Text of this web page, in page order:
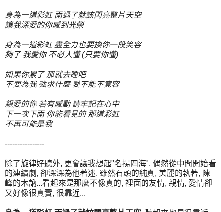
身為一道彩虹 雨過了就該閃亮整片天空
讓我深愛的你感到光榮
身為一道彩虹 盡全力也要換你一段笑容
夠了 我愛你 不必人懂 (只要你懂)
如果你累了 那就去睡吧
不要為我 強求什麼 愛不能不寬容
親愛的你 若有感動 請牢記在心中
下一次下雨 你能看見的 那道彩虹
不再可能是我
----------------
除了旋律好聽外, 更會讓我想起"名揚四海". 偶然從中間開始看
的連續劇, 卻深深為他著迷. 雖然石頭的純真, 美麗的執著, 陳
峰的木訥...看起來是那麼不像真的, 裡面的友情, 親情, 愛情卻
又好像很真實, 很靠近...